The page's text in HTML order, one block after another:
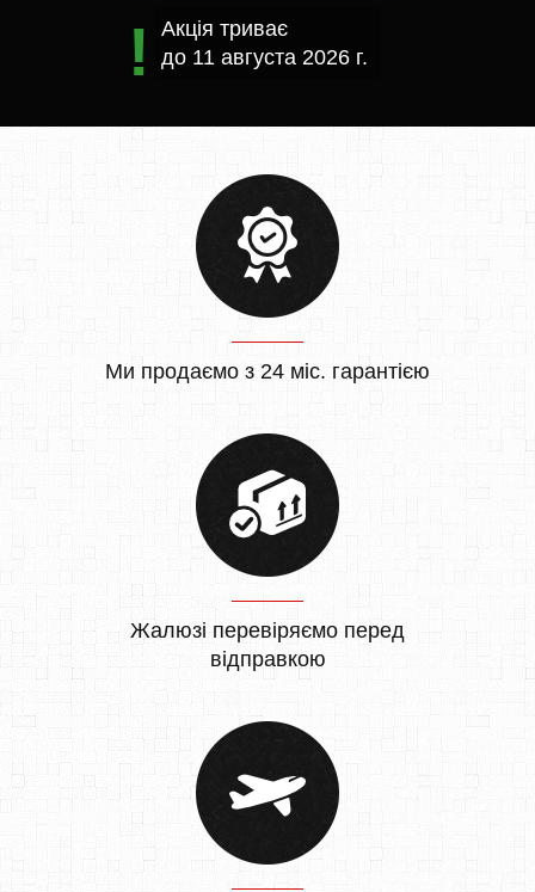
Акція триває
до 11 августа 2026 г.
Ми продаємо з 24 міс. гарантією
Жалюзі перевіряємо перед
відправкою